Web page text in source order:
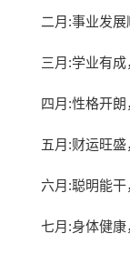
二月:事业发
三月:学业有成
四月:性格开朗
五月:财运旺盛
六月:聪明能干
七月:身体健康